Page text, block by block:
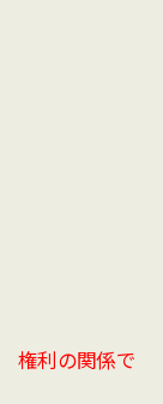
権利の関係で